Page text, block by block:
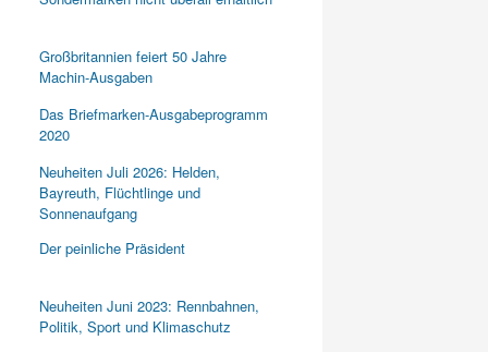
Großbritannien feiert 50 Jahre
Machin-Ausgaben
Das Briefmarken-Ausgabeprogramm
2020
Neuheiten Juli 2026: Helden,
Bayreuth, Flüchtlinge und
Sonnenaufgang
Der peinliche Präsident
Neuheiten Juni 2023: Rennbahnen,
Politik, Sport und Klimaschutz